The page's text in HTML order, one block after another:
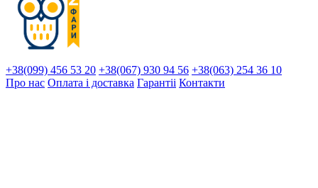
+38(099) 456 53 20 +38(067) 930 94 56 +38(063) 254 36 10
Про нас Оплата і доставка Гарантіi Контакти